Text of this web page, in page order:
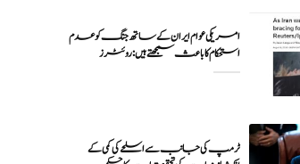
امریکی عوام ایران کے ساتھ جنگ کو عدم
ٹرمپ کی جانب سے اسلحے کی کمی کے